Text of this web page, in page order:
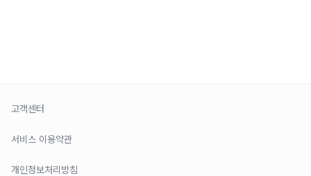
고객센터
서비스 이용약관
개인정보처리방침